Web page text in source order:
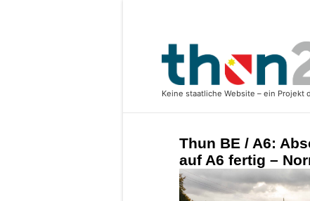
Thun BE / A6:
auf A6 fertig –